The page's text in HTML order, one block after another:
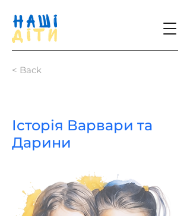
< Back
Історія Варвари та
Дарини